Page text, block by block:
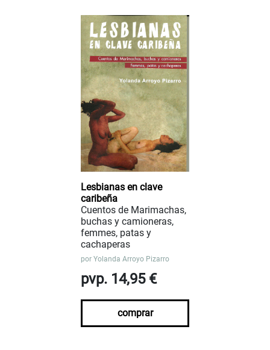
Lesbianas en clave
caribeña
Cuentos de Marimachas,
buchas y camioneras,
femmes, patas y
cachaperas
por Yolanda Arroyo Pizarro
pvp. 14,95 €
comprar